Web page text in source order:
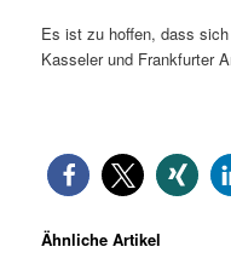
Es ist zu hoffen, dass
Kasseler und Frankfurter
Ähnliche Artikel